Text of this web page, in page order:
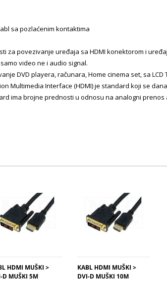
sa pozlaćenim kontaktima
za povezivanje uređaja sa HDMI konektorom i
samo video ne i audio signal.
DVD playera, računara, Home cinema set, sa LCD
Multimedia Interface (HDMI) je standard koji se
ima brojne prednosti u odnosu na analogni
HDMI MUŠKI >
D MUŠKI 5M
KABL HDMI MUŠKI >
DVI-D MUŠKI 10M